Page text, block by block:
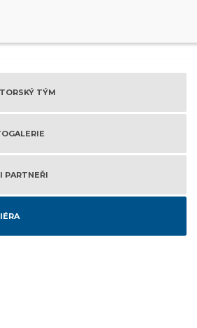
TÝM
PARTNEŘI